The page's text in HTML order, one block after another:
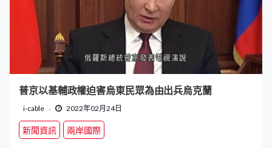
普京以基輔政權迫害烏東民眾為由出兵烏克蘭
i-cable 2022年02月24日
新聞資訊 兩岸國際